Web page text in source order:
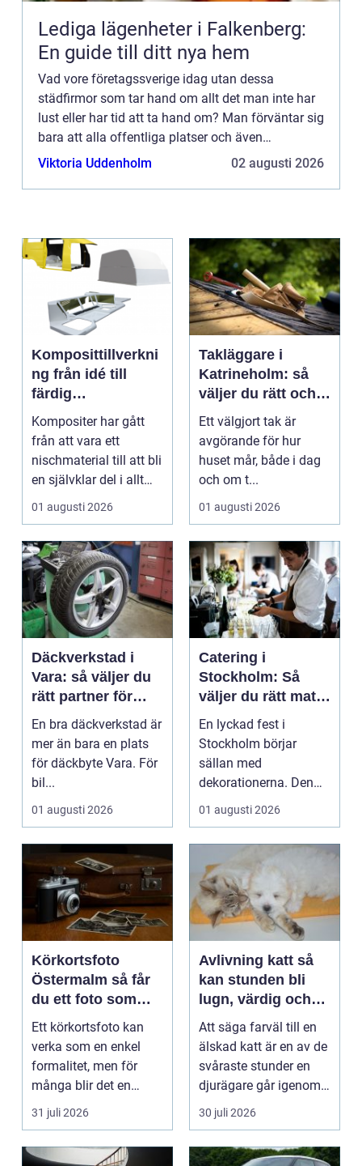
Lediga lägenheter i Falkenberg:
En guide till ditt nya hem
Vad vore företagssverige idag utan dessa
städfirmor som tar hand om allt det man inte har
lust eller har tid att ta hand om? Man förväntar sig
bara att alla offentliga platser och även
företagsbyggnader ska vara fläckfria. Men någon
Viktoria Uddenholm 02 augusti 2026
Komposittillverkni
ng från idé till
färdig
högpresterande
produkt
Kompositer har gått
från att vara ett
nischmaterial till att bli
en självklar del i allt
från vindkr...
01 augusti 2026
Takläggare i
Katrineholm: så
väljer du rätt och
får ett tak som
håller
Ett välgjort tak är
avgörande för hur
huset mår, både i dag
och om t...
01 augusti 2026
Däckverkstad i
Vara: så väljer du
rätt partner för
säker körning året
runt
En bra däckverkstad är
mer än bara en plats
för däckbyte Vara. För
bil...
01 augusti 2026
Catering i
Stockholm: Så
väljer du rätt mat
till ditt evenemang
En lyckad fest i
Stockholm börjar
sällan med
dekorationerna. Den
börjar i köket....
01 augusti 2026
Körkortsfoto
Östermalm så får
du ett foto som
alltid blir godkänt
Ett körkortsfoto kan
verka som en enkel
formalitet, men för
många blir det en
oväntad källa till str...
31 juli 2026
Avlivning katt så
kan stunden bli
lugn, värdig och
trygg
Att säga farväl till en
älskad katt är en av de
svåraste stunder en
djurägare går igenom.
Beslutet o...
30 juli 2026